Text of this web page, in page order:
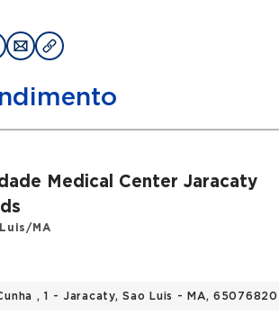
Medical Center Jaracaty
MA
, 1 - Jaracaty, Sao Luis - MA, 65076820